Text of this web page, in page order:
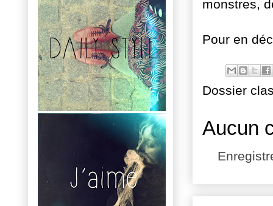
monstres,
Pour en
Dossier
Aucun